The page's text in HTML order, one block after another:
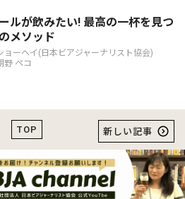
ルが飲みたい! 最高の一杯を見つ
メソッド
ョーヘイ(日本ビアジャーナリスト協会)
野 ペコ
TOP 新しい記事